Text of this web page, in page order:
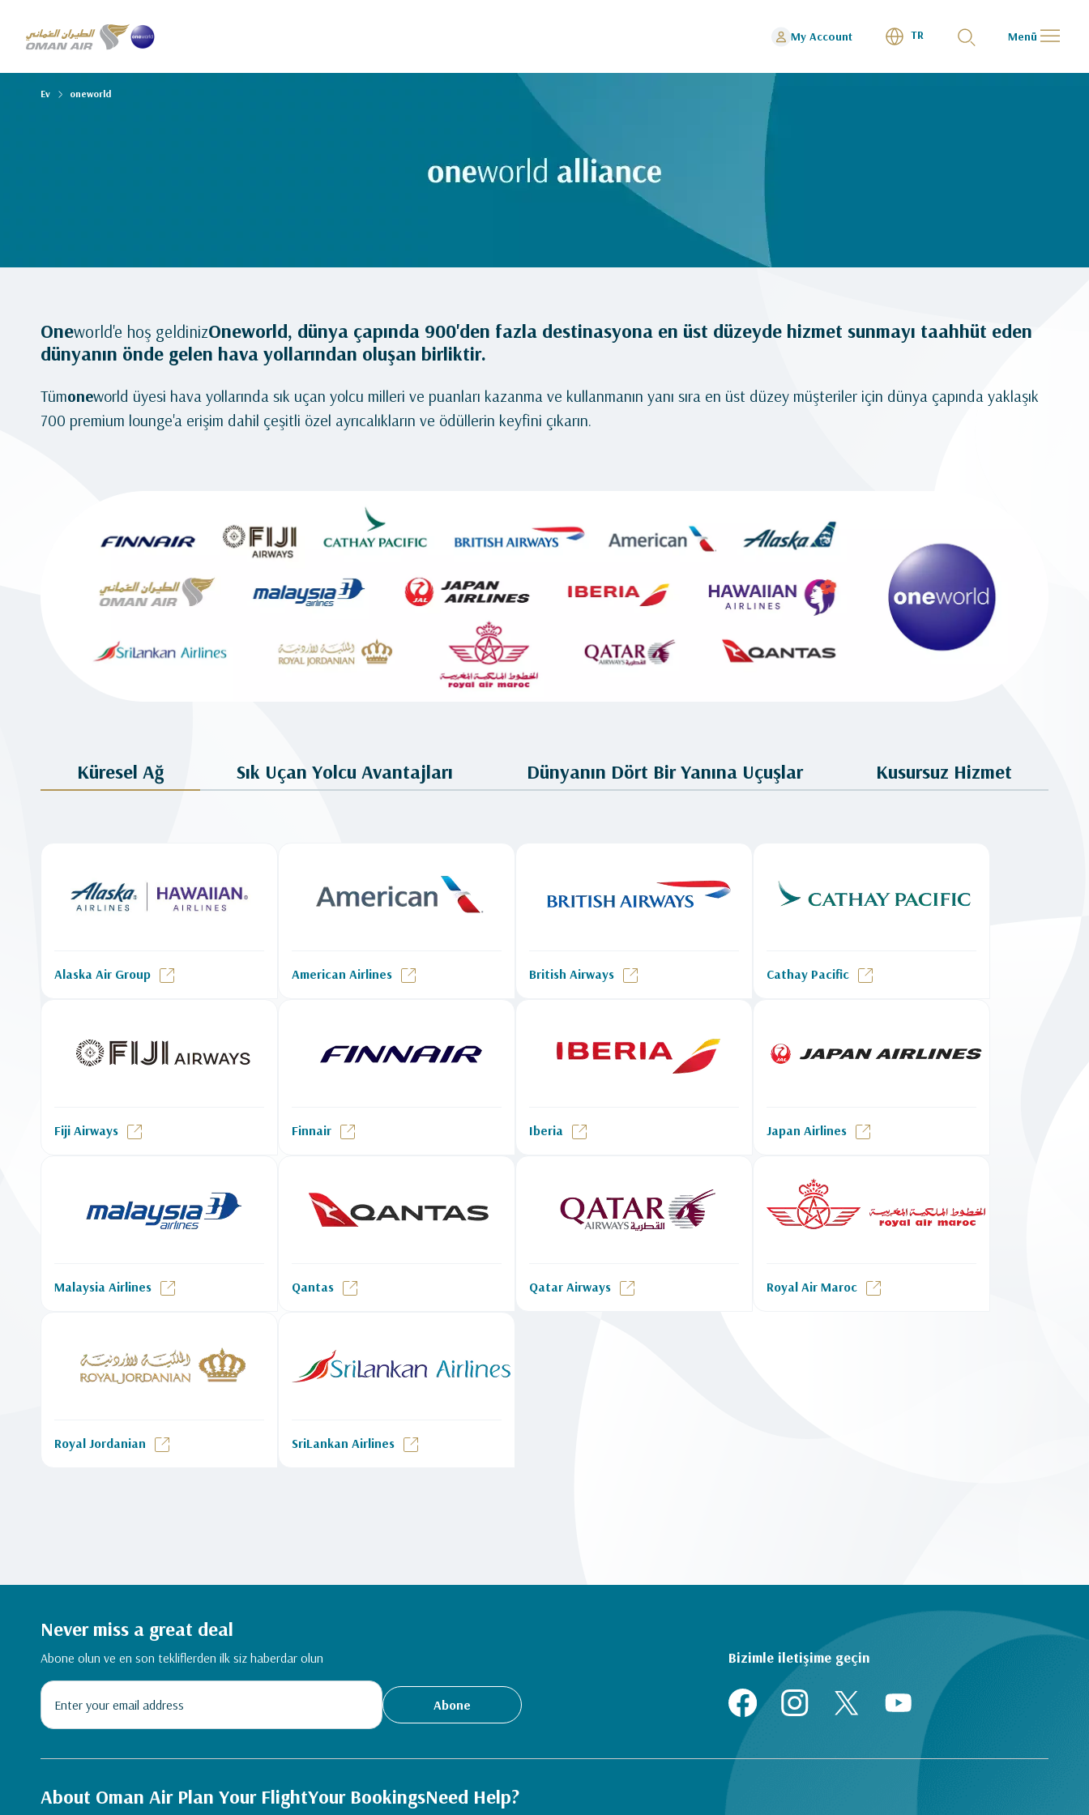
My Account TR Menü
Ev oneworld
Oneworld'e hoş geldinizOneworld, dünya çapında 900'den fazla destinasyona en üst düzeyde hizmet sunmayı taahhüt eden
dünyanın önde gelen hava yollarından oluşan birliktir.
Tümoneworld üyesi hava yollarında sık uçan yolcu milleri ve puanları kazanma ve kullanmanın yanı sıra en üst düzey müşteriler için dünya çapında yaklaşık
700 premium lounge'a erişim dahil çeşitli özel ayrıcalıkların ve ödüllerin keyfini çıkarın.
Küresel Ağ Sık Uçan Yolcu Avantajları Dünyanın Dört Bir Yanına Uçuşlar Kusursuz Hizmet
Alaska Air Group American Airlines British Airways Cathay Pacific
Fiji Airways Finnair Iberia Japan Airlines
Malaysia Airlines Qantas Qatar Airways Royal Air Maroc
Royal Jordanian SriLankan Airlines
Never miss a great deal
Abone olun ve en son tekliflerden ilk siz haberdar olun
Abone
Bizimle iletişime geçin
About Oman Air Plan Your FlightYour BookingsNeed Help?